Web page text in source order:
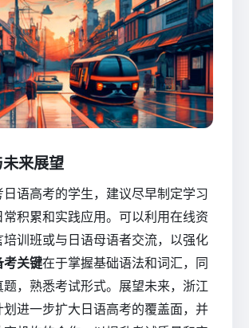
来展望
日语高考的学生，建议尽早制定学习
积累和实践应用。可以利用在线资
训班或与日语母语者交流，以强化
考关键在于掌握基础语法和词汇，同
题，熟悉考试形式。展望未来，浙江
进一步扩大日语高考的覆盖面，并